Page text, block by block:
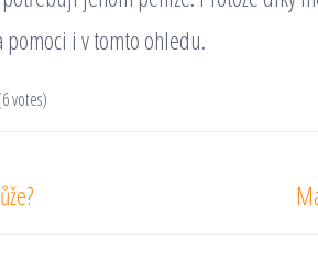
pomoci i v tomto ohledu.
votes)